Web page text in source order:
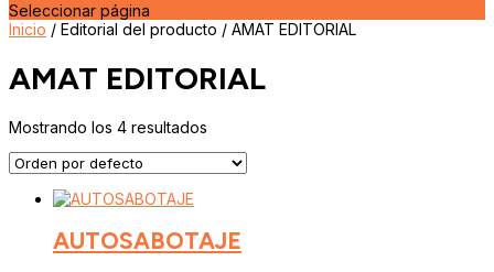
Seleccionar página
Inicio / Editorial del producto / AMAT EDITORIAL
AMAT EDITORIAL
Mostrando los 4 resultados
AUTOSABOTAJE